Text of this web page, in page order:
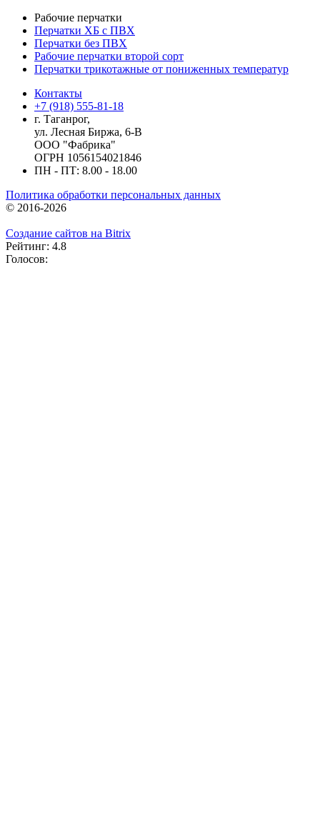
Рабочие перчатки
Перчатки ХБ с ПВХ
Перчатки без ПВХ
Рабочие перчатки второй сорт
Перчатки трикотажные от пониженных температур
Контакты
+7 (918) 555-81-18
г. Таганрог,
ул. Лесная Биржа, 6-В
ООО "Фабрика"
ОГРН 1056154021846
ПН - ПТ: 8.00 - 18.00
Политика обработки персональных данных
© 2016-2026
Создание сайтов на Bitrix
Рейтинг: 4.8
Голосов: